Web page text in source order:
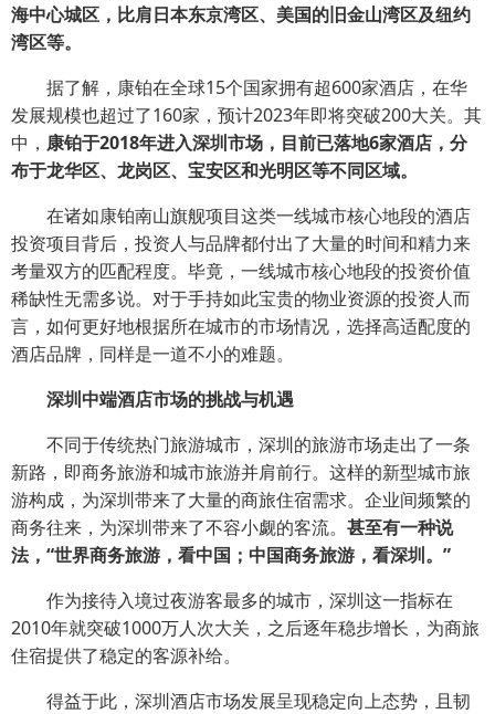
海中心城区，比肩日本东京湾区、美国的旧金山湾区及纽约
湾区等。
据了解，康铂在全球15个国家拥有超600家酒店，在华
发展规模也超过了160家，预计2023年即将突破200大关。其
中， 康铂于2018年进入深圳市场，目前已落地6家酒店，分
布于龙华区、龙岗区、宝安区和光明区等不同区域。
在诸如康铂南山旗舰项目这类一线城市核心地段的酒店
投资项目背后，投资人与品牌都付出了大量的时间和精力来
考量双方的匹配程度。毕竟，一线城市核心地段的投资价值
稀缺性无需多说。对于手持如此宝贵的物业资源的投资人而
言，如何更好地根据所在城市的市场情况，选择高适配度的
酒店品牌，同样是一道不小的难题。
深圳中端酒店市场的挑战与机遇
不同于传统热门旅游城市，深圳的旅游市场走出了一条
新路，即商务旅游和城市旅游并肩前行。这样的新型城市旅
游构成，为深圳带来了大量的商旅住宿需求。企业间频繁的
商务往来，为深圳带来了不容小觑的客流。 甚至有一种说
法，“世界商务旅游，看中国；中国商务旅游，看深圳。”
作为接待入境过夜游客最多的城市，深圳这一指标在
2010年就突破1000万人次大关，之后逐年稳步增长，为商旅
住宿提供了稳定的客源补给。
得益于此，深圳酒店市场发展呈现稳定向上态势，且韧